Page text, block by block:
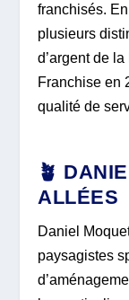
franchisés.
plusieurs
d’argent de
Franchise en
qualité de
🪴
ALLÉES
Daniel
paysagistes